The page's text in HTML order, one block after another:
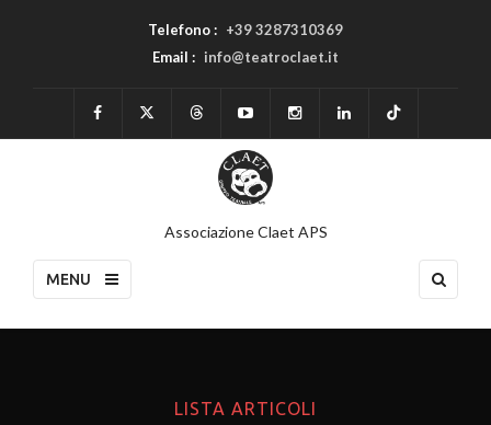
Telefono : +39 3287310369
Email : info@teatroclaet.it
Associazione Claet APS
MENU
LISTA ARTICOLI